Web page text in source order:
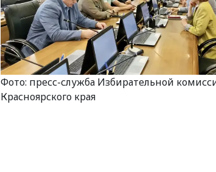
Фото: пресс-служба Избирательной
Красноярского края